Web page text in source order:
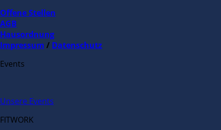
Offene Stellen
AGB
Hausordnung
Impressum / Datenschutz
Events
Unsere Events
FITWORK